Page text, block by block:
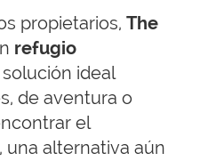
propietarios, The
refugio
solución ideal
de aventura o
el
una alternativa aún